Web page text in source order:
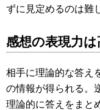
ずに見定めるのは難
感想の表現力は
相手に理論的な答え
の情報が得られる。
理論的に答えをまと